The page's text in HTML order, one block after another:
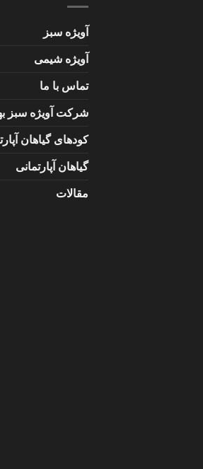
آویژه سبز
آویژه شیمی
تماس با ما
شرکت آویژه سبز
کودهای گیاهان
گیاهان آپارتمانی
مقالات